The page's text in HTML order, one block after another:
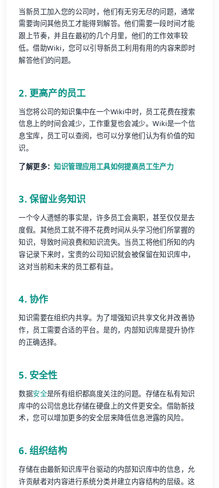
当新员工加入您的公司时，他们有无穷无尽的问题，通常
需要询问其他员工才能得到解答。他们需要一段时间才能
跟上节奏，并且在最初的几个月里，他们的工作效率较
低。借助Wiki，您可以引导新员工利用有用的内容来即时
解答他们的问题。
2. 更高产的员工
当您将公司的知识集中在一个Wiki中时，员工花费在搜索
信息上的时间会减少，工作重复也会减少。Wiki是一个信
息宝库，员工可以查阅，也可以分享他们认为有价值的知
识。
了解更多：知识管理应用工具如何提高员工生产力
3. 保留业务知识
一个令人遗憾的事实是，许多员工会离职，甚至仅仅是去
度假。其他员工就不得不花费时间从头学习他们所掌握的
知识，导致时间浪费和知识流失。当员工将他们所知的内
容记录下来时，宝贵的公司知识就会被保留在知识库中，
这对当前和未来的员工都有益。
4. 协作
知识需要在组织内共享。为了增强知识共享文化并改善协
作，员工需要合适的平台。是的，内部知识库是提升协作
的正确选择。
5. 安全性
数据安全是所有组织都高度关注的问题。存储在私有知识
库中的公司信息比存储在硬盘上的文件更安全。借助新技
术，您可以增加更多的安全层来降低信息泄露的风险。
6. 组织结构
存储在由最新知识库平台驱动的内部知识库中的信息，允
许贡献者对内容进行系统分类并建立内容结构的层级。这